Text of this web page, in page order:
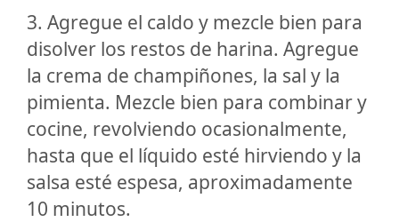
3. Agregue el caldo y mezcle bien para
disolver los restos de harina. Agregue
la crema de champiñones, la sal y la
pimienta. Mezcle bien para combinar y
cocine, revolviendo ocasionalmente,
hasta que el líquido esté hirviendo y la
salsa esté espesa, aproximadamente
10 minutos.